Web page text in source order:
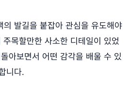
의 발길을 붙잡아 관심을 유도해야
목할만한 사소한 디테일이 있었
아보면서 어떤 감각을 배울 수 있
니다.